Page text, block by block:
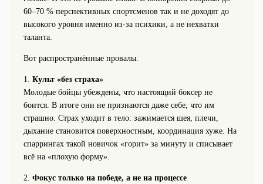
60–70 % перспективных спортсменов так и не доходят до
высокого уровня именно из-за психики, а не нехватки
таланта.
Вот распространённые провалы.
1. Культ «без страха»
Молодые бойцы убеждены, что настоящий боксер не
боится. В итоге они не признаются даже себе, что им
страшно. Страх уходит в тело: зажимается шея, плечи,
дыхание становится поверхностным, координация хуже. На
спаррингах такой новичок «горит» за минуту и списывает
всё на «плохую форму».
2. Фокус только на победе, а не на процессе